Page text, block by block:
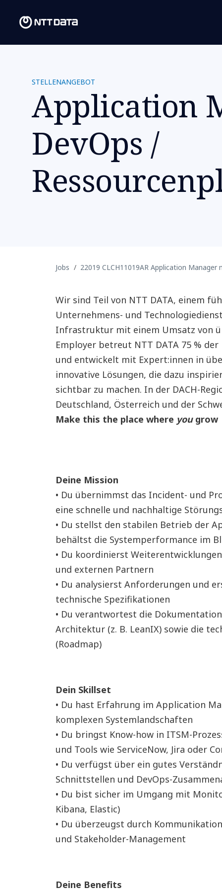
STELLENANGEBOT
Application
DevOps /
Jobs 22019 CLCH11019AR Application
Wir sind Teil von NTT DATA, einem
Unternehmens- und
Infrastruktur mit einem Umsatz von
Employer betreut NTT DATA 75 %
und entwickelt mit Expert:innen in
innovative Lösungen, die dazu
sichtbar zu machen. In der DACH-
Deutschland, Österreich und der
Make this the place where you grow
Deine Mission
• Du übernimmst das Incident- und
eine schnelle und nachhaltige
• Du stellst den stabilen Betrieb der
behältst die Systemperformance im
• Du koordinierst
und externen Partnern
• Du analysierst Anforderungen und
technische Spezifikationen
• Du verantwortest die
Architektur (z. B. LeanIX) sowie die
(Roadmap)
Dein Skillset
• Du hast Erfahrung im Application
komplexen Systemlandschaften
• Du bringst Know-how in ITSM-
und Tools wie ServiceNow, Jira oder
• Du verfügst über ein gutes
Schnittstellen und DevOps-
• Du bist sicher im Umgang mit
Kibana, Elastic)
• Du überzeugst durch
und Stakeholder-Management
Deine Benefits